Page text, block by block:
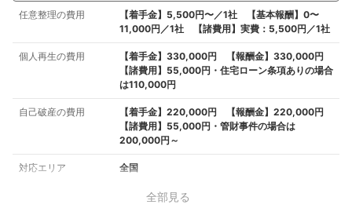
任意整理の費用
【着手金】5,500円〜／1社 【基本報酬】0〜
11,000円／1社 【諸費用】実費：5,500円／1社
個人再生の費用
【着手金】330,000円 【報酬金】330,000円
【諸費用】55,000円・住宅ローン条項ありの場合
は110,000円
自己破産の費用
【着手金】220,000円 【報酬金】220,000円
【諸費用】55,000円・管財事件の場合は
200,000円～
対応エリア 全国
全部見る